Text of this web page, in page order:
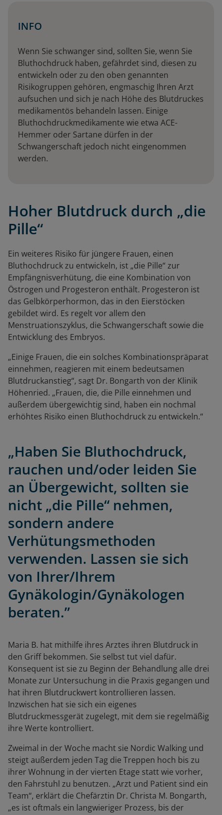
INFO
Wenn Sie schwanger sind, sollten Sie, wenn Sie
Bluthochdruck haben, gefährdet sind, diesen zu
entwickeln oder zu den oben genannten
Risikogruppen gehören, engmaschig Ihren Arzt
aufsuchen und sich je nach Höhe des Blutdruckes
medikamentös behandeln lassen. Einige
Bluthochdruckmedikamente wie etwa ACE-
Hemmer oder Sartane dürfen in der
Schwangerschaft jedoch nicht eingenommen
werden.
Hoher Blutdruck durch „die
Pille“
Ein weiteres Risiko für jüngere Frauen, einen
Bluthochdruck zu entwickeln, ist „die Pille“ zur
Empfängnisverhütung, die eine Kombination von
Östrogen und Progesteron enthält. Progesteron ist
das Gelbkörperhormon, das in den Eierstöcken
gebildet wird. Es regelt vor allem den
Menstruationszyklus, die Schwangerschaft sowie die
Entwicklung des Embryos.
„Einige Frauen, die ein solches Kombinationspräparat
einnehmen, reagieren mit einem bedeutsamen
Blutdruckanstieg“, sagt Dr. Bongarth von der Klinik
Höhenried. „Frauen, die, die Pille einnehmen und
außerdem übergewichtig sind, haben ein nochmal
erhöhtes Risiko einen Bluthochdruck zu entwickeln.“
„Haben Sie Bluthochdruck,
rauchen und/oder leiden Sie
an Übergewicht, sollten sie
nicht „die Pille“ nehmen,
sondern andere
Verhütungsmethoden
verwenden. Lassen sie sich
von Ihrer/Ihrem
Gynäkologin/Gynäkologen
beraten.”
Maria B. hat mithilfe ihres Arztes ihren Blutdruck in
den Griff bekommen. Sie selbst tut viel dafür.
Konsequent ist sie zu Beginn der Behandlung alle drei
Monate zur Untersuchung in die Praxis gegangen und
hat ihren Blutdruckwert kontrollieren lassen.
Inzwischen hat sie sich ein eigenes
Blutdruckmessgerät zugelegt, mit dem sie regelmäßig
ihre Werte kontrolliert.
Zweimal in der Woche macht sie Nordic Walking und
steigt außerdem jeden Tag die Treppen hoch bis zu
ihrer Wohnung in der vierten Etage statt wie vorher,
den Fahrstuhl zu benutzen. „Arzt und Patient sind ein
Team“, erklärt die Chefärztin Dr. Christa M. Bongarth,
„es ist oftmals ein langwieriger Prozess, bis der